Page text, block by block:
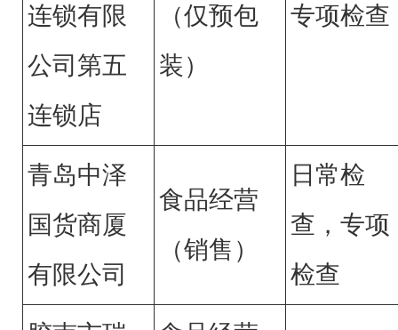
连锁有限
公司第五
连锁店
（仅预包
装）
专项检查
青岛中泽
国货商厦
有限公司
食品经营
（销售）
日常检
查，专项
检查